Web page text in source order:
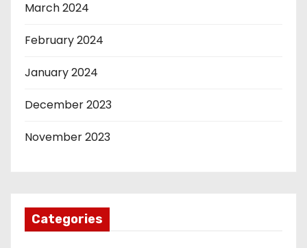
March 2024
February 2024
January 2024
December 2023
November 2023
Categories